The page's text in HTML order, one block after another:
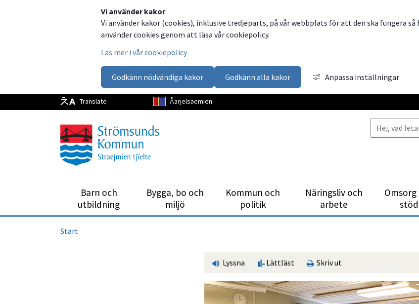
Vi använder kakor
Vi använder kakor (cookies), inklusive tredjeparts, på vår webbplats för att den ska fungera
använder cookies genom att läsa vår cookiepolicy.
Läs mer i vår cookiepolicy
Godkänn nödvändiga kakor Godkänn alla kakor Anpassa inställningar
Translate Åarjelsaemien
Barn och
utbild­ning
Bygga, bo och
miljö
Kommun och
politik
Närings­liv och
arbete
Omsorg
stöd
Start
Lyssna Lättläst Skriv ut